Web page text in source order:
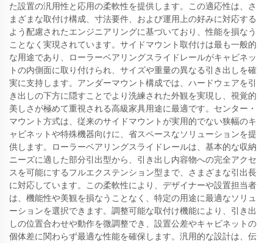
た設置の汎用性と応用の柔軟性を提供します。この適応性は、さ
まざまな取付け構成、寸法要件、および運用上の好みに対応する
よう配慮されたエンジニアリングに基づいており、性能を損なう
ことなく実現されています。サイドマウント取付けは最も一般的
な用途であり、ローラーベアリングスライドレールがキャビネッ
トの内側面に取り付けられ、サイズや重量の異なる引き出しを確
実に支持します。アンダーマウント構成では、ハードウェアを引
き出しの下方に隠すことでより洗練された外観を実現し、視覚的
美しさが極めて重視される高級家具用途に最適です。センター・
マウント方式は、従来のサイドマウントが実用的でない狭幅のキ
ャビネットや特殊機器向けに、省スペースなソリューションを提
供します。ローラーベアリングスライドレールは、基本的な収納
ニーズに適した部分引出型から、引き出し内容物への完全アクセ
スを可能にするフルエクステンション型まで、さまざまな引出長
に対応しています。この柔軟性により、デザイナーや設置担当者
は、機能性や美観を損なうことなく、特定の用途に最適なソリュ
ーションを選択できます。調整可能な取付け機能により、引き出
しの位置合わせや動作を微調整でき、設置公差やキャビネットの
個体差に関わらず最適な性能を確保します。汎用的な設計は、伝